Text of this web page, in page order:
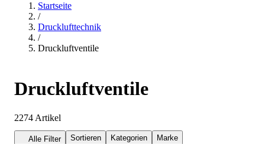
Startseite
/
Drucklufttechnik
/
Druckluftventile
Druckluftventile
2274 Artikel
Alle Filter Sortieren Kategorien Marke